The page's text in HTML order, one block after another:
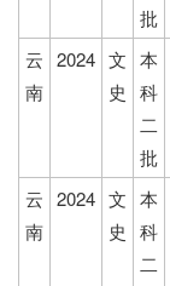
批
云
南
2024 文
史
本
科
二
批
云
南
2024 文
史
本
科
二